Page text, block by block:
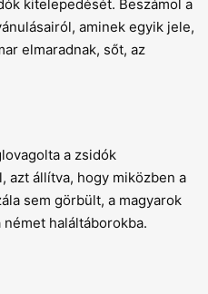
kitelepedését. Beszámol a
aminek egyik jele,
elmaradnak, sőt, az
a zsidók
azt állítva, hogy miközben a
sem görbült, a magyarok
haláltáborokba.